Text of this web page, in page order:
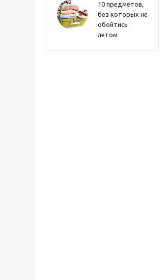
10 предметов,
без которых не
обойтись
летом